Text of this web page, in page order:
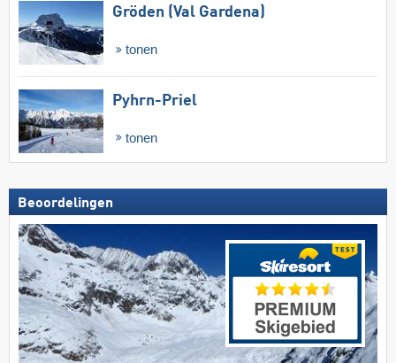
Gröden (Val Gardena)
tonen
Pyhrn-Priel
tonen
Beoordelingen